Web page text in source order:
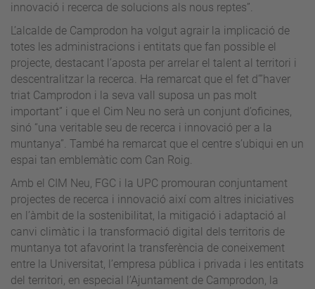
innovació i recerca de solucions als nous reptes”.
L’alcalde de Camprodon ha volgut agrair la implicació de
totes les administracions i entitats que fan possible el
projecte, destacant l’aposta per arrelar el talent al territori i
descentralitzar la recerca. Ha remarcat que el fet d’”haver
triat Camprodon i la seva vall suposa un pas molt
important” i que el Cim Neu no serà un conjunt d’oficines,
sinó “una veritable seu de recerca i innovació per a la
muntanya”. També ha remarcat que el centre s’ubiqui en un
espai tan emblemàtic com Can Roig.
Amb el CIM Neu, FGC i la UPC promouran conjuntament
projectes de recerca i innovació així com altres iniciatives
en l’àmbit de la sostenibilitat, la mitigació i adaptació al
canvi climàtic i la transformació digital dels territoris de
muntanya tot afavorint la transferència de coneixement
entre la Universitat, l’empresa pública i privada i les entitats
del territori, en especial l’Ajuntament de Camprodon, la